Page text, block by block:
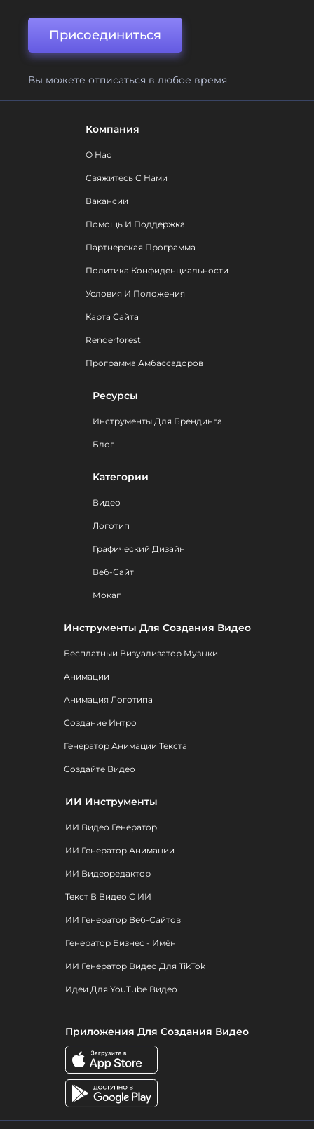
Присоединиться
Вы можете отписаться в любое время
Компания
О Нас
Свяжитесь С Нами
Вакансии
Помощь И Поддержка
Партнерская Программа
Политика Конфиденциальности
Условия И Положения
Карта Сайта
Renderforest
Программа Амбассадоров
Ресурсы
Инструменты Для Брендинга
Блог
Категории
Видео
Логотип
Графический Дизайн
Веб-Сайт
Мокап
Инструменты Для Создания Видео
Бесплатный Визуализатор Музыки
Анимации
Анимация Логотипа
Создание Интро
Генератор Анимации Текста
Создайте Видео
ИИ Инструменты
ИИ Видео Генератор
ИИ Генератор Анимации
ИИ Видеоредактор
Текст В Видео С ИИ
ИИ Генератор Веб-Сайтов
Генератор Бизнес - Имён
ИИ Генератор Видео Для TikTok
Идеи Для YouTube Видео
Приложения Для Создания Видео